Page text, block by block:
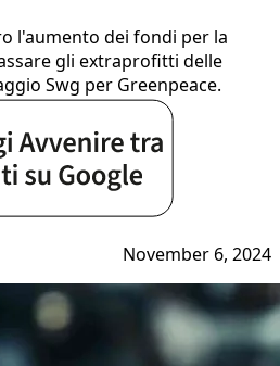
l'aumento dei fondi per la
gli extraprofitti delle
Swg per Greenpeace.
November 6, 2024